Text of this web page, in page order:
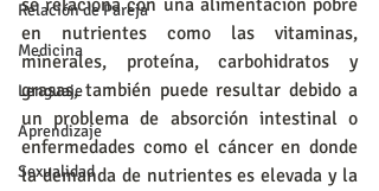
Relación de Pareja
Medicina
Lenguaje
Aprendizaje
Sexualidad
se relaciona con una alimentación pobre
en nutrientes como las vitaminas,
minerales, proteína, carbohidratos y
grasas, también puede resultar debido a
un problema de absorción intestinal o
enfermedades como el cáncer en donde
la demanda de nutrientes es elevada y la